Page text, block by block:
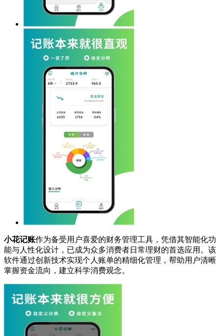
小花记账作为备受用户喜爱的财务管理工具，凭借其智能化功
能与人性化设计，已成为众多消费者日常理财的首选应用。该
软件通过创新技术实现个人账单的精细化管理，帮助用户清晰
掌握资金流向，建立科学消费观念。